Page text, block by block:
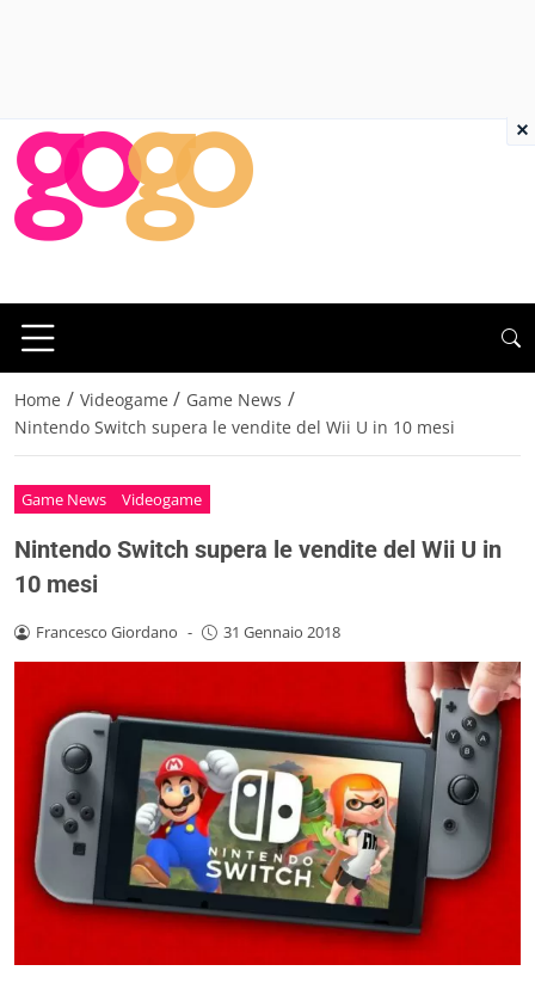
Home / Videogame / Game News /
Nintendo Switch supera le vendite del Wii U in 10 mesi
Game News Videogame
Nintendo Switch supera le vendite del Wii U in
10 mesi
Francesco Giordano - 31 Gennaio 2018
×